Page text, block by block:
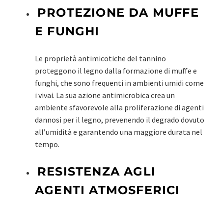
PROTEZIONE DA MUFFE
E FUNGHI
Le proprietà antimicotiche del tannino
proteggono il legno dalla formazione di muffe e
funghi, che sono frequenti in ambienti umidi come
i vivai. La sua azione antimicrobica crea un
ambiente sfavorevole alla proliferazione di agenti
dannosi per il legno, prevenendo il degrado dovuto
all’umidità e garantendo una maggiore durata nel
tempo.
RESISTENZA AGLI
AGENTI ATMOSFERICI